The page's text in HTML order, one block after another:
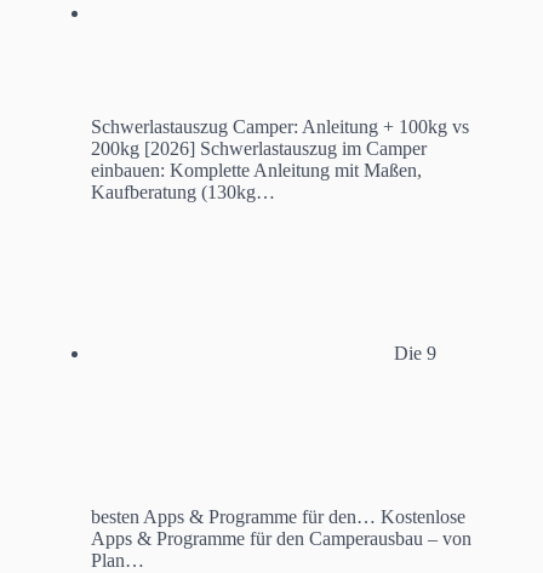
Schwerlastauszug Camper: Anleitung + 100kg vs
200kg [2026] Schwerlastauszug im Camper
einbauen: Komplette Anleitung mit Maßen,
Kaufberatung (130kg…
Die 9
besten Apps & Programme für den… Kostenlose
Apps & Programme für den Camperausbau – von
Plan…